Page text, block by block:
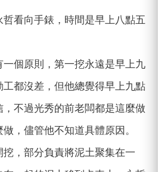
看向手錶，時間是早上八點五
個原則，第一挖永遠是早上九
都沒差，但他總覺得早上九點
不過光秀的前老闆都是這麼做
，儘管他不知道具體原因。
，部分負責將泥土聚集在一